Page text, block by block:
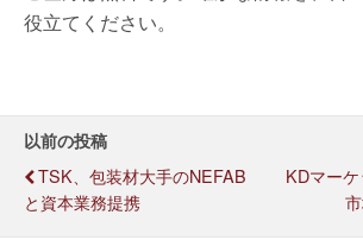
役立てください。
以前の投稿
TSK、包装材大手のNEFAB
と資本業務提携
KDマー